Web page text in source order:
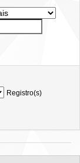
Registro(s)